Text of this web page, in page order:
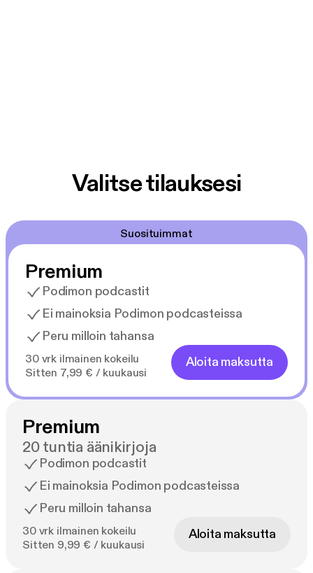
Valitse tilauksesi
Suosituimmat
Premium
Podimon podcastit
Ei mainoksia Podimon podcasteissa
Peru milloin tahansa
30 vrk ilmainen kokeilu
Sitten 7,99 € / kuukausi
Aloita maksutta
Premium
20 tuntia äänikirjoja
Podimon podcastit
Ei mainoksia Podimon podcasteissa
Peru milloin tahansa
30 vrk ilmainen kokeilu
Sitten 9,99 € / kuukausi
Aloita maksutta